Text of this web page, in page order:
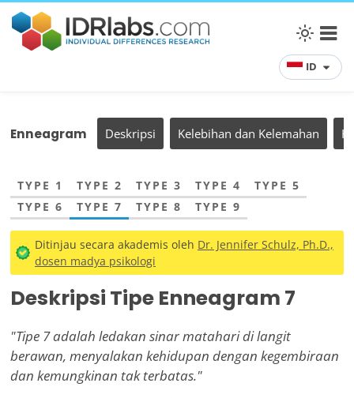
ID
Enneagram Deskripsi Kelebihan dan Kelemahan
TYPE 1 TYPE 2 TYPE 3 TYPE 4
TYPE 5
TYPE 6
TYPE 7 TYPE 8 TYPE 9
Ditinjau secara akademis oleh Dr. Jennifer Schulz, Ph.D.,
dosen madya psikologi
Deskripsi Tipe Enneagram 7
"Tipe 7 adalah ledakan sinar matahari di langit
berawan, menyalakan kehidupan dengan kegembiraan
dan kemungkinan tak terbatas."